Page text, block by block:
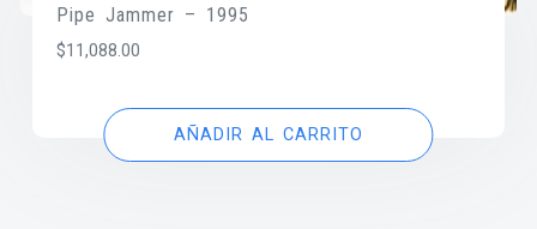
Pipe Jammer – 1995
$11,088.00
AÑADIR AL CARRITO